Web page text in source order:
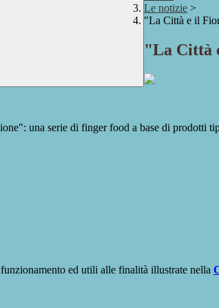
Le notizie >
"La Città e il
"La Città
una serie di finger food a base di prodotti
ed utili alle finalità illustrate nella